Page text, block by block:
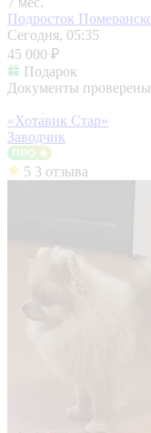
Подросток
Сегодня, 05:35
45 000 ₽
Подарок
Документы проверены
«Хота́вик Стар»
Заводчик
5 3 отзыва